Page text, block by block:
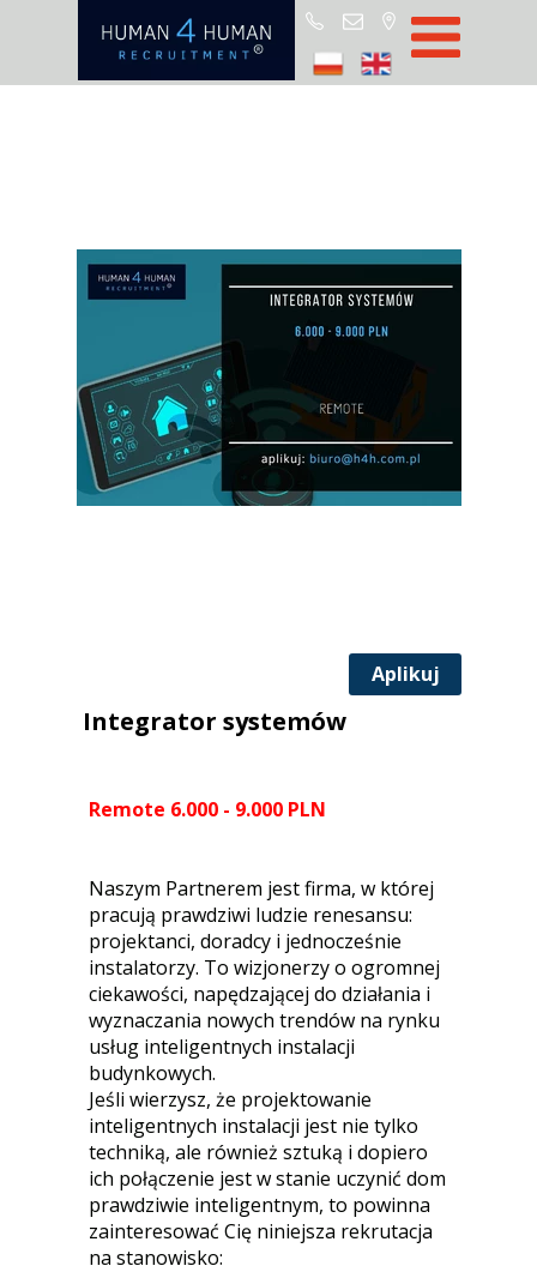
Start
Partners
Aplikuj
Remote 6.000 - 9.000 PLN
Naszym Partnerem jest firma, w której
pracują prawdziwi ludzie renesansu:
projektanci, doradcy i jednocześnie
instalatorzy. To wizjonerzy o ogromnej
ciekawości, napędzającej do działania i
wyznaczania nowych trendów na rynku
usług inteligentnych instalacji
budynkowych.
Jeśli wierzysz, że projektowanie
inteligentnych instalacji jest nie tylko
techniką, ale również sztuką i dopiero
ich połączenie jest w stanie uczynić dom
prawdziwie inteligentnym, to powinna
zainteresować Cię niniejsza rekrutacja
na stanowisko:
Integrator systemów